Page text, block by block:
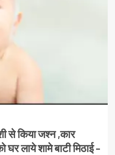
से किया जश्न ,कार
लाये शामे बाटी मिठाई –